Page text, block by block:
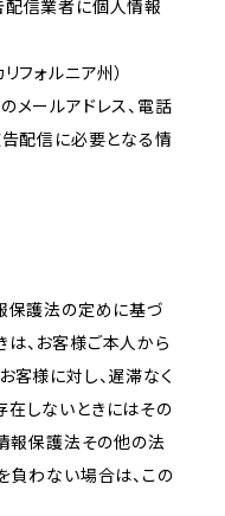
配信業者に個人情報
ォルニア州）
メールアドレス、電話
配信に必要となる情
保護法の定めに基づ
、お客様ご本人から
客様に対し、遅滞なく
しないときにはその
情報保護法その他の法
負わない場合は、この